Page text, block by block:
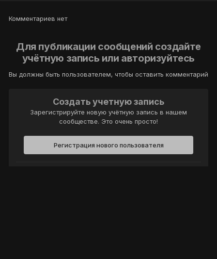
Комментариев нет
Для публикации сообщений создайте
учётную запись или авторизуйтесь
Вы должны быть пользователем, чтобы оставить комментарий
Создать учетную запись
Зарегистрируйте новую учётную запись в нашем
сообществе. Это очень просто!
Регистрация нового пользователя